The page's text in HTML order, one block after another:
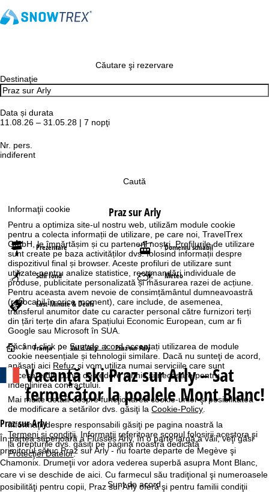
Informaţii cookie
Pentru a optimiza site-ul nostru web, utilizăm module cookie
pentru a colecta informații de utilizare, pe care noi, TravelTrex
GmbH, le împărtășim și cu partenerii noștri. Profilurile de utilizare
sunt create pe baza activităților dvs. folosind informații despre
dispozitivul final și browser. Aceste profiluri de utilizare sunt
utilizate pentru analize statistice, recomandări individuale de
produse, publicitate personalizată și măsurarea razei de acțiune.
Pentru aceasta avem nevoie de consimțământul dumneavoastră
(revocabil în orice moment), care include, de asemenea,
transferul anumitor date cu caracter personal către furnizori terți
din țări terțe din afara Spațiului Economic European, cum ar fi
Google sau Microsoft în SUA.
Făcând click peSunt de acordacceptați utilizarea de module
cookie neesențiale și tehnologii similare. Dacă nu sunteţi de acord,
apăsaţi aici Refuz și vom utiliza numai serviciile care sunt
necesare din punct de vedere tehnic și necesare pentru
îndeplinirea contractului.
Mai multe detalii despre funcţionarea cookie-urilor şi posibilitatea
de modificare a setărilor dvs. găsiţi laCookie-Policy
Informaţii despre responsabili găsiţi pe pagina noastră la
Termeni şi condiţii. Informaţii referitoare scopul folosirii acestora şi
la drepturile dvs. găsiţi pe pagina noastră dedicată
Protecţiei Datelor.
Sunt de acord
Căutare şi rezervare
Destinaţie
Data și durata
11.08.26 – 31.05.28 | 7 nopţi
Nr. pers.
indiferent
Caută
Praz sur Arly
Prezentare Domeniu schiabil
Schi fond Meteo
Last-Minute & Deals
A
c
a
s
ă
Franţa Val d'Arly Praz sur Arly
Vacanță skiPraz sur Arly – Sat
fermecător la poalele Mont Blanc!
Praz sur Arly
În partea superioară a Flusses Arly, în o parte largă a văii, veţi găsi
primitorul sătuc Praz sur Arly - nu foarte departe de Megève şi
Chamonix. Drumeţii vor adora vederea superbă asupra Mont Blanc,
care vi se deschide de aici. Cu farmecul său tradiţional şi numeroasele
posibilităţi pentru copii, Praz sur Arly oferă şi pentru familii condiţii